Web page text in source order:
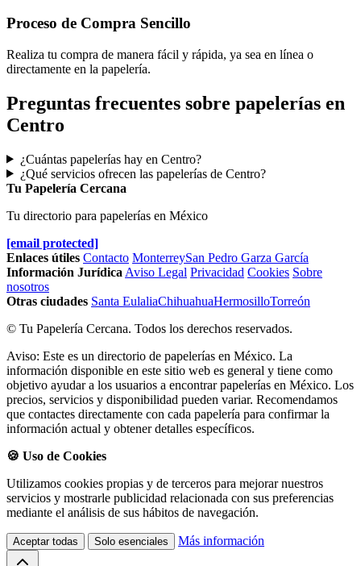
Proceso de Compra Sencillo
Realiza tu compra de manera fácil y rápida, ya sea en línea o
directamente en la papelería.
Preguntas frecuentes sobre papelerías en
Centro
¿Cuántas papelerías hay en Centro?
¿Qué servicios ofrecen las papelerías de Centro?
Tu Papelería Cercana
Tu directorio para papelerías en México
[email protected]
Enlaces útiles Contacto MonterreySan Pedro Garza García
Información Jurídica Aviso Legal Privacidad Cookies Sobre
nosotros
Otras ciudades Santa EulaliaChihuahuaHermosilloTorreón
© Tu Papelería Cercana. Todos los derechos reservados.
Aviso: Este es un directorio de papelerías en México. La
información disponible en este sitio web es general y tiene como
objetivo ayudar a los usuarios a encontrar papelerías en México. Los
precios, servicios y disponibilidad pueden variar. Recomendamos
que contactes directamente con cada papelería para confirmar la
información actual y obtener detalles específicos.
🍪 Uso de Cookies
Utilizamos cookies propias y de terceros para mejorar nuestros
servicios y mostrarle publicidad relacionada con sus preferencias
mediante el análisis de sus hábitos de navegación.
Aceptar todas Solo esenciales Más información